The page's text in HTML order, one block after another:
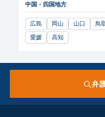
中国・四国地方
広島 岡山 山口 鳥
愛媛
高知
弁